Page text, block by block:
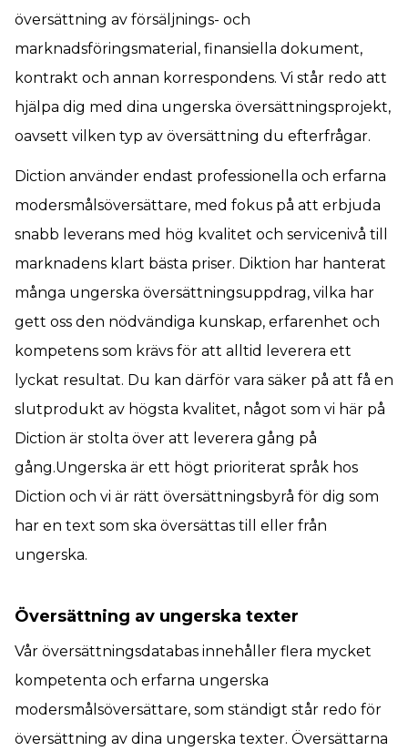
översättning av försäljnings- och
marknadsföringsmaterial, finansiella dokument,
kontrakt och annan korrespondens. Vi står redo att
hjälpa dig med dina ungerska översättningsprojekt,
oavsett vilken typ av översättning du efterfrågar.
Diction använder endast professionella och erfarna
modersmålsöversättare, med fokus på att erbjuda
snabb leverans med hög kvalitet och servicenivå till
marknadens klart bästa priser. Diktion har hanterat
många ungerska översättningsuppdrag, vilka har
gett oss den nödvändiga kunskap, erfarenhet och
kompetens som krävs för att alltid leverera ett
lyckat resultat. Du kan därför vara säker på att få en
slutprodukt av högsta kvalitet, något som vi här på
Diction är stolta över att leverera gång på
gång.Ungerska är ett högt prioriterat språk hos
Diction och vi är rätt översättningsbyrå för dig som
har en text som ska översättas till eller från
ungerska.
Översättning av ungerska texter
Vår översättningsdatabas innehåller flera mycket
kompetenta och erfarna ungerska
modersmålsöversättare, som ständigt står redo för
översättning av dina ungerska texter. Översättarna